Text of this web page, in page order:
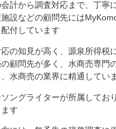
計から調査対応まで、丁寧
設などの顧問先には
付しています
の知見が高く、源泉所得税
顧問先が多く、水商売専門
水商売の業界に精通してい
ングライターが所属してお
す